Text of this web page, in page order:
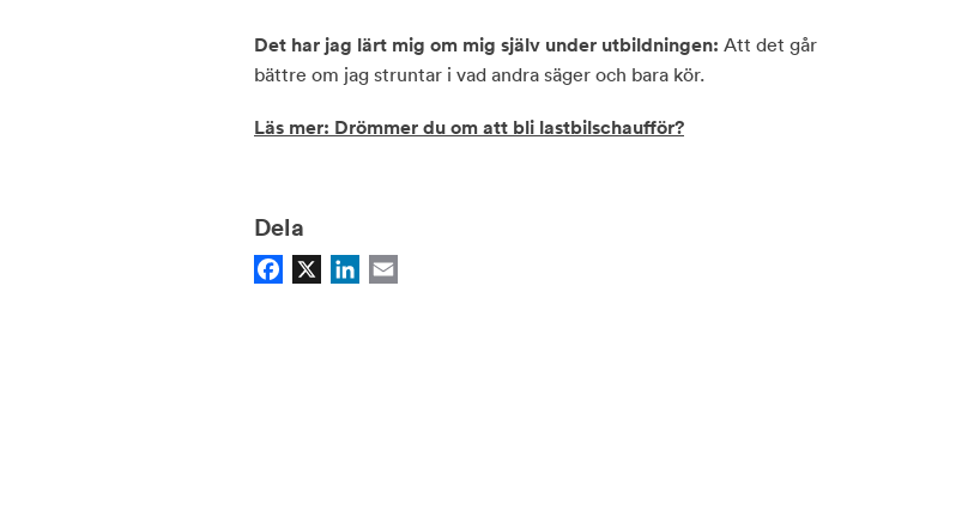
Det har jag lärt mig om mig själv under utbildningen: Att det går
bättre om jag struntar i vad andra säger och bara kör.
Läs mer: Drömmer du om att bli lastbilschaufför?
Dela
Facebook LinkedIn